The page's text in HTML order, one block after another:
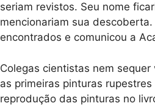
seriam revistos. Seu nome
mencionariam sua
encontrados e comunicou a
Colegas cientistas nem
as primeiras pinturas
reprodução das pinturas no